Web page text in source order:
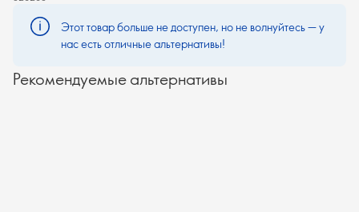
Этот товар больше не доступен, но не волнуйтесь — у
нас есть отличные альтернативы!
Рекомендуемые альтернативы